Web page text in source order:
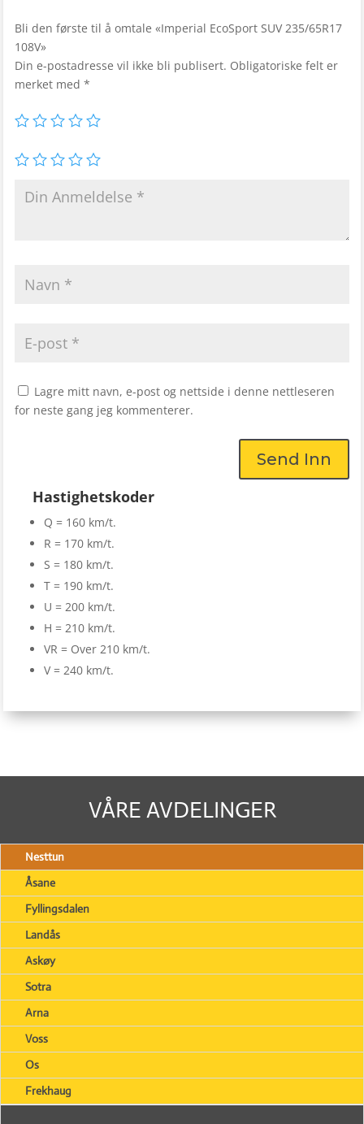
Bli den første til å omtale «Imperial EcoSport SUV 235/65R17
108V»
Din e-postadresse vil ikke bli publisert. Obligatoriske felt er
merket med *
Lagre mitt navn, e-post og nettside i denne nettleseren
for neste gang jeg kommenterer.
Send Inn
Hastighetskoder
Q = 160 km/t.
R = 170 km/t.
S = 180 km/t.
T = 190 km/t.
U = 200 km/t.
H = 210 km/t.
VR = Over 210 km/t.
V = 240 km/t.
VÅRE AVDELINGER
Nesttun
Åsane
Fyllingsdalen
Landås
Askøy
Sotra
Arna
Voss
Os
Frekhaug